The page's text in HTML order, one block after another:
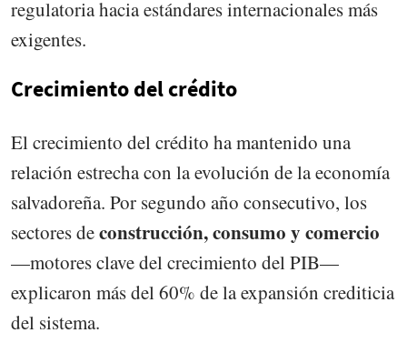
regulatoria hacia estándares internacionales más
exigentes.
Crecimiento del crédito
El crecimiento del crédito ha mantenido una
relación estrecha con la evolución de la economía
salvadoreña. Por segundo año consecutivo, los
sectores deconstrucción, consumo y comercio
—motores clave del crecimiento del PIB—
explicaron más del 60% de la expansión crediticia
del sistema.